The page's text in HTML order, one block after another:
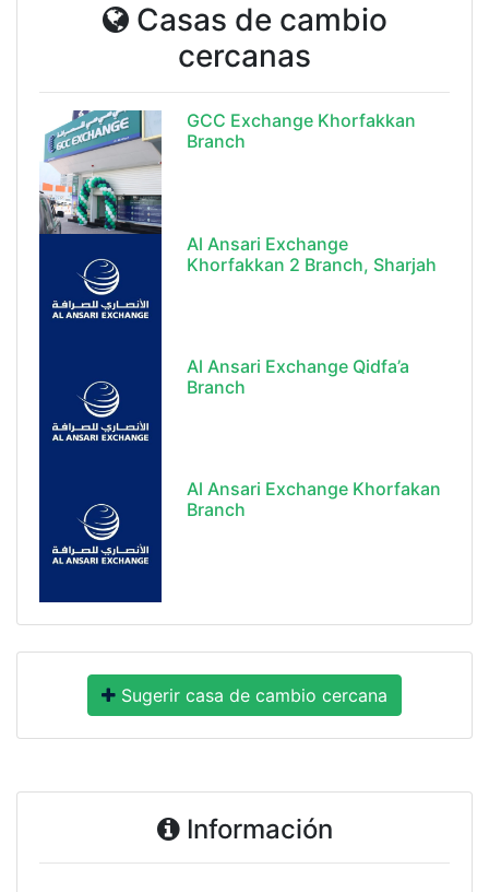
Casas de cambio
cercanas
GCC Exchange Khorfakkan
Branch
Al Ansari Exchange
Khorfakkan 2 Branch, Sharjah
Al Ansari Exchange Qidfa’a
Branch
Al Ansari Exchange Khorfakan
Branch
Sugerir casa de cambio cercana
Información